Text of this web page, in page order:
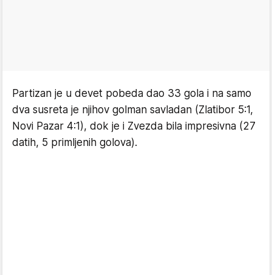
Partizan je u devet pobeda dao 33 gola i na samo
dva susreta je njihov golman savladan (Zlatibor 5:1,
Novi Pazar 4:1), dok je i Zvezda bila impresivna (27
datih, 5 primljenih golova).